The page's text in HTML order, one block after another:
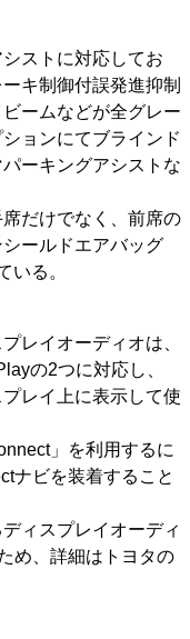
ストに対応してお
キ制御付誤発進抑制
ームなどが全グレー
ョンにてブラインド
ーキングアシストな
だけでなく、前席の
ールドエアバッグ
いる。
レイオーディオは、
の2つに対応し、
レイ上に表示して使
」を利用するに
ナビを装着すること
ィスプレイオーディ
め、詳細はトヨタの